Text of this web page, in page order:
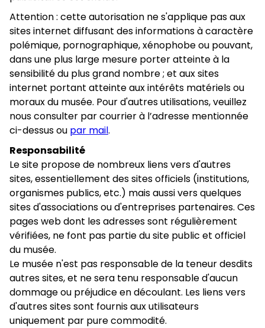
Attention : cette autorisation ne s'applique pas aux
sites internet diffusant des informations à caractère
polémique, pornographique, xénophobe ou pouvant,
dans une plus large mesure porter atteinte à la
sensibilité du plus grand nombre ; et aux sites
internet portant atteinte aux intérêts matériels ou
moraux du musée. Pour d'autres utilisations, veuillez
nous consulter par courrier à l’adresse mentionnée
ci-dessus ou par mail.
Responsabilité
Le site propose de nombreux liens vers d'autres
sites, essentiellement des sites officiels (institutions,
organismes publics, etc.) mais aussi vers quelques
sites d'associations ou d'entreprises partenaires. Ces
pages web dont les adresses sont régulièrement
vérifiées, ne font pas partie du site public et officiel
du musée.
Le musée n'est pas responsable de la teneur desdits
autres sites, et ne sera tenu responsable d'aucun
dommage ou préjudice en découlant. Les liens vers
d'autres sites sont fournis aux utilisateurs
uniquement par pure commodité.